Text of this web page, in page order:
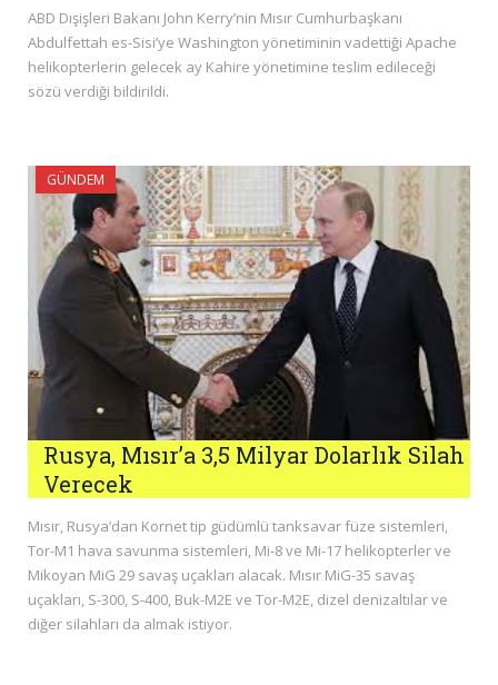
ABD Dışişleri Bakanı John Kerry’nin Mısır Cumhurbaşkanı
Abdulfettah es-Sisi’ye Washington yönetiminin vadettiği Apache
helikopterlerin gelecek ay Kahire yönetimine teslim edileceği
sözü verdiği bildirildi.
GÜNDEM
Rusya, Mısır’a 3,5 Milyar Dolarlık Silah
Verecek
Mısır, Rusya’dan Kornet tip güdümlü tanksavar füze sistemleri,
Tor-M1 hava savunma sistemleri, Mi-8 ve Mi-17 helikopterler ve
Mikoyan MiG 29 savaş uçakları alacak. Mısır MiG-35 savaş
uçakları, S-300, S-400, Buk-M2E ve Tor-M2E, dizel denizaltılar ve
diğer silahları da almak istiyor.